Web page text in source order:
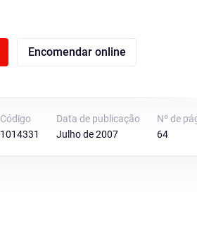
Encomendar online
Código
1014331
Data de publicação
Julho de 2007
Nº de
64